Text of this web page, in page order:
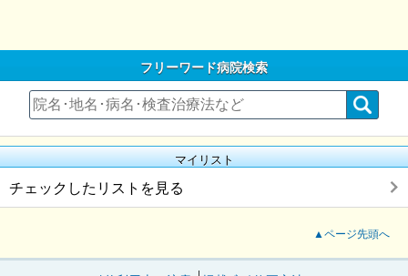
フリーワード病院検索
マイリスト
チェックしたリストを見る
▲ページ先頭へ